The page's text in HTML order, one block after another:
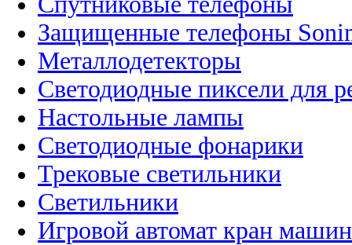
Защищенные телефоны
Металлодетекторы
Светодиодные пиксели для
Настольные лампы
Светодиодные фонарики
Трековые светильники
Светильники
Игровой автомат кран